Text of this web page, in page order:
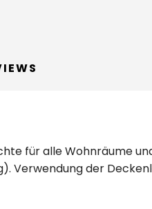
für alle Wohnräume
Verwendung der